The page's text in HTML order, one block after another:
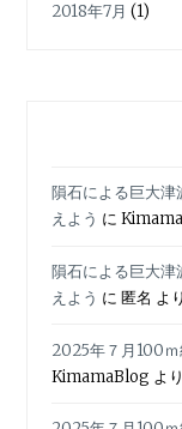
2018年7月 (1)
隕石による巨大
えよう に
隕石による巨大
えよう に匿名 より
2025年７月100ｍ
KimamaBlog より